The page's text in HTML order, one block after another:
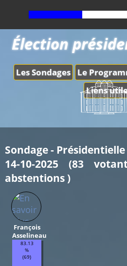
Les Sondages Le
Liens
Élection
Sondage -
14-10-2025 (83
abstentions )
François
Asselineau
83.13
%
(69)